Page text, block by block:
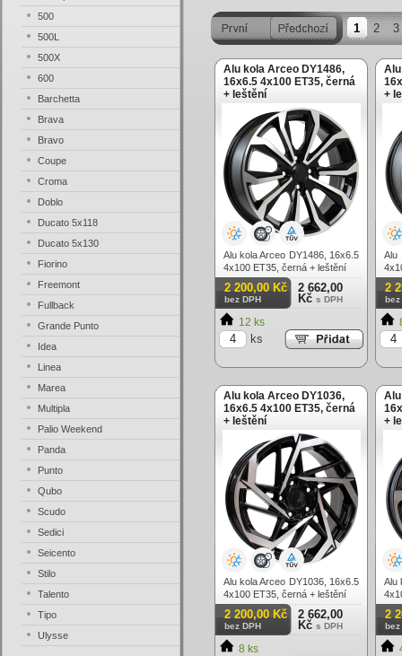
1 2 3
Alu kola Arceo DY1486,
16x6.5 4x100 ET35, černá
+ leštění
Alu kola Arceo DY1486, 16x6.5
4x100 ET35, černá + leštění
2 200,00 Kč
bez DPH
2 662,00
Kč s DPH
12 ks
ks
+
Alu
2
bez
Alu kola Arceo DY1036,
16x6.5 4x100 ET35, černá
+ leštění
Alu kola Arceo DY1036, 16x6.5
4x100 ET35, černá + leštění
2 200,00 Kč
bez DPH
2 662,00
Kč s DPH
8 ks
+
Alu
2
bez
500
500L
500X
600
Barchetta
Brava
Bravo
Coupe
Croma
Doblo
Ducato 5x118
Ducato 5x130
Fiorino
Freemont
Fullback
Grande Punto
Idea
Linea
Marea
Multipla
Palio Weekend
Panda
Punto
Qubo
Scudo
Sedici
Seicento
Stilo
Talento
Tipo
Ulysse